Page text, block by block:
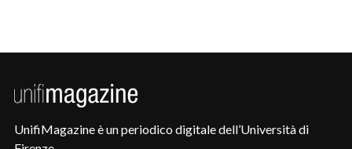
UnifiMagazine è un periodico digitale dell’Università di